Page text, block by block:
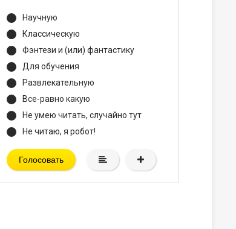
Научную
Классическую
Фэнтези и (или) фантастику
Для обучения
Развлекательную
Все-равно какую
Не умею читать, случайно тут
Не читаю, я робот!
Голосовать